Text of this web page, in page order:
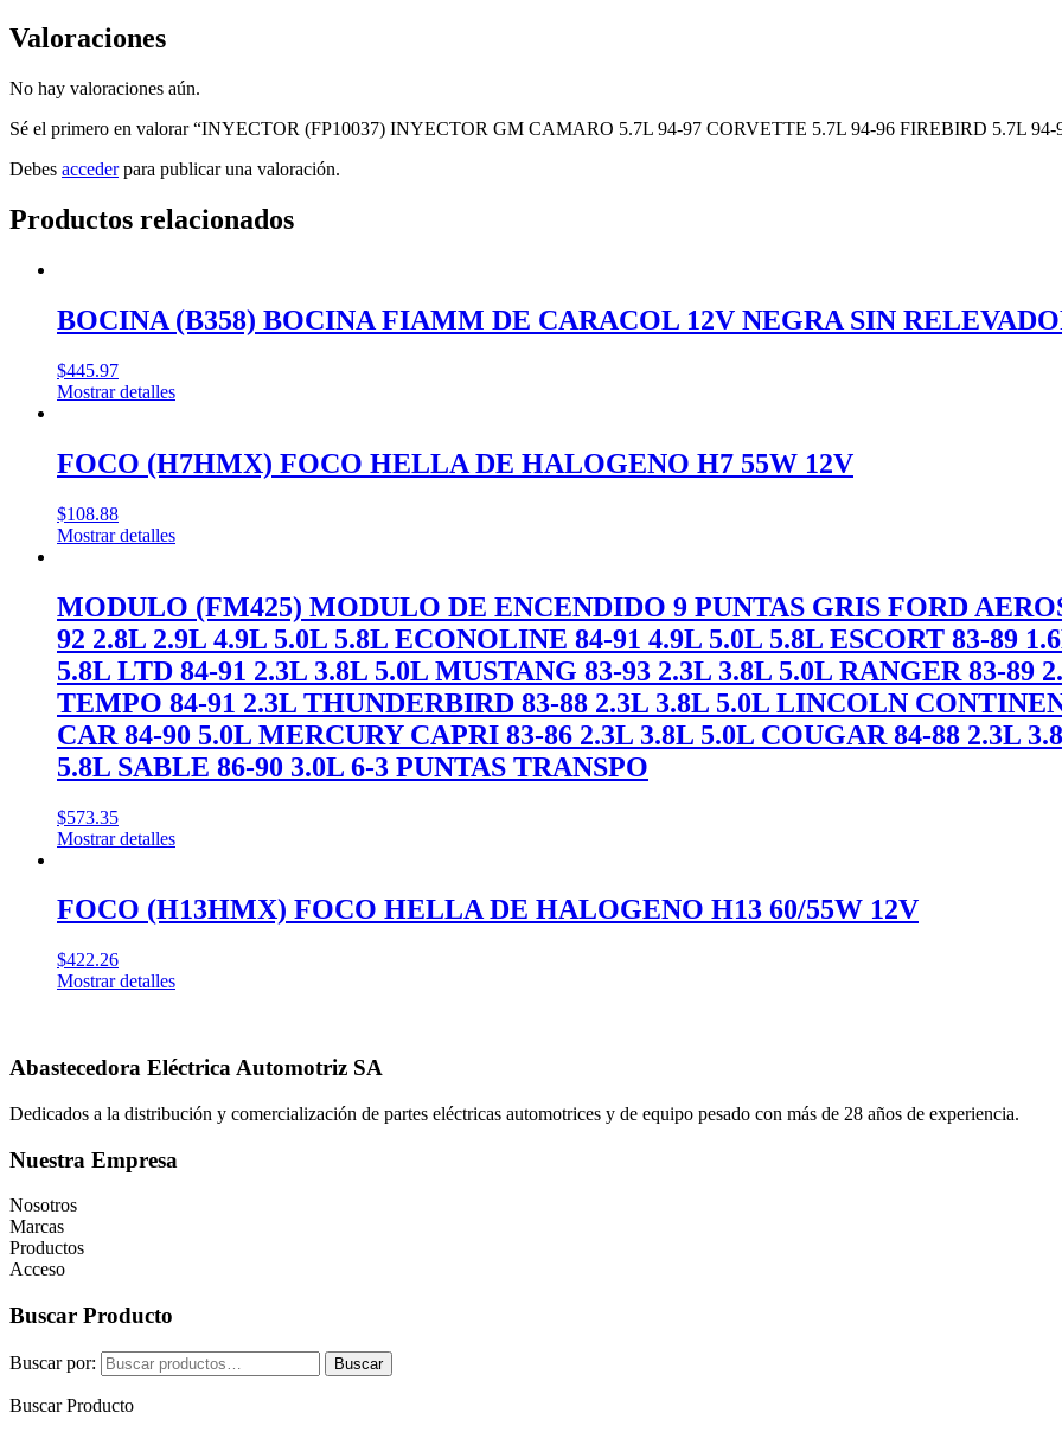
Valoraciones
No hay valoraciones aún.
Sé el primero en valorar “INYECTOR (FP10037) INYECTOR GM CAMARO 5.7L 94-97 CORVETTE 5.7L 94-96 FIREBIRD 5.7L 94-
Debes accederpara publicar una valoración.
Productos relacionados
BOCINA (B358) BOCINA FIAMM DE CARACOL 12V NEGRA SIN
$445.97
Mostrar detalles
FOCO (H7HMX) FOCO HELLA DE HALOGENO H7 55W 12V
$108.88
Mostrar detalles
MODULO (FM425) MODULO DE ENCENDIDO 9 PUNTAS GRIS FORD
92 2.8L 2.9L 4.9L 5.0L 5.8L ECONOLINE 84-91 4.9L 5.0L 5.8L ESCORT 83-89
5.8L LTD 84-91 2.3L 3.8L 5.0L MUSTANG 83-93 2.3L 3.8L 5.0L RANGER 83-89
TEMPO 84-91 2.3L THUNDERBIRD 83-88 2.3L 3.8L 5.0L LINCOLN
CAR 84-90 5.0L MERCURY CAPRI 83-86 2.3L 3.8L 5.0L COUGAR 84-88 2.3L
5.8L SABLE 86-90 3.0L 6-3 PUNTAS TRANSPO
$573.35
Mostrar detalles
FOCO (H13HMX) FOCO HELLA DE HALOGENO H13 60/55W 12V
$422.26
Mostrar detalles
Abastecedora Eléctrica Automotriz SA
Dedicados a la distribución y comercialización de partes eléctricas automotrices y de equipo pesado con más de 28 años de experiencia.
Nuestra Empresa
Nosotros
Marcas
Productos
Acceso
Buscar Producto
Buscar por: Buscar
Buscar Producto